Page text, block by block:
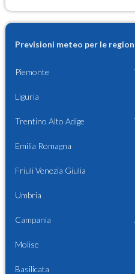
Previsioni meteo per le
Piemonte
Liguria
Trentino Alto Adige
Emilia Romagna
Friuli Venezia Giulia
Umbria
Campania
Molise
Basilicata